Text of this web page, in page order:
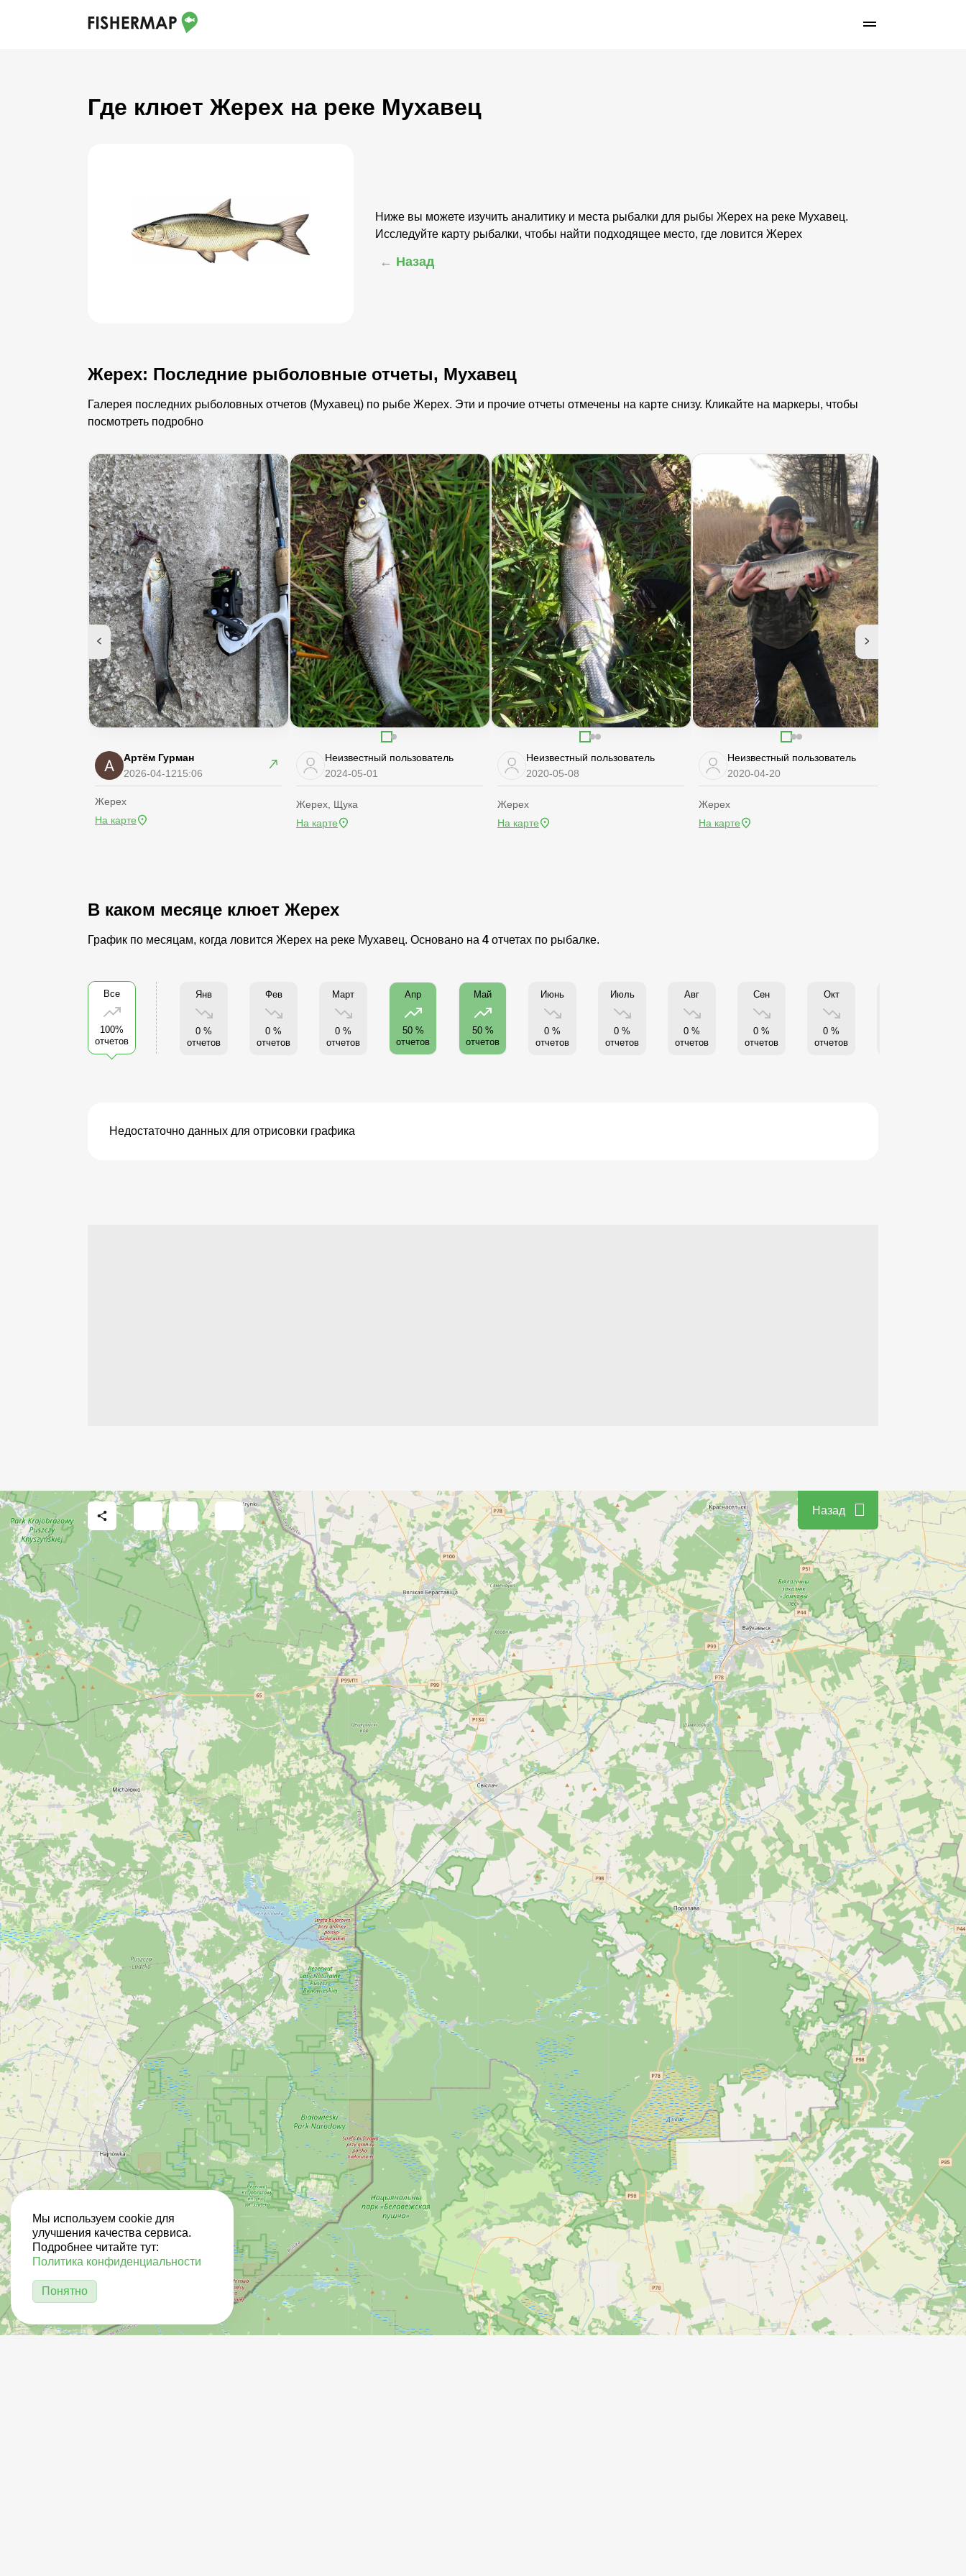
Где клюет Жерех на реке Мухавец
Ниже вы можете изучить аналитику и места рыбалки для рыбы Жерех на реке Мухавец.
Исследуйте карту рыбалки, чтобы найти подходящее место, где ловится Жерех
← Назад
Жерех: Последние рыболовные отчеты, Мухавец
Галерея последних рыболовных отчетов (Мухавец) по рыбе Жерех. Эти и прочие отчеты отмечены на карте снизу. Кликайте на маркеры, чтобы
посмотреть подробно
Артём Гурман
2026-04-1215:06
Жерех
На карте
Неизвестный пользователь
2024-05-01
Жерех, Щука
На карте
Неизвестный пользователь
2020-05-08
Жерех
На карте
Неизвестный пользователь
2020-04-20
Жерех
На карте
В каком месяце клюет Жерех
График по месяцам, когда ловится Жерех на реке Мухавец. Основано на 4 отчетах по рыбалке.
Все
100%
отчетов
Янв
0 %
отчетов
Фев
0 %
отчетов
Март
0 %
отчетов
Апр
50 %
отчетов
Май
50 %
отчетов
Июнь
0 %
отчетов
Июль
0 %
отчетов
Авг
0 %
отчетов
Сен
0 %
отчетов
Окт
0 %
отчетов
Недостаточно данных для отрисовки графика
Назад
Мы используем cookie для
улучшения качества сервиса.
Подробнее читайте тут:
Политика конфиденциальности
Понятно